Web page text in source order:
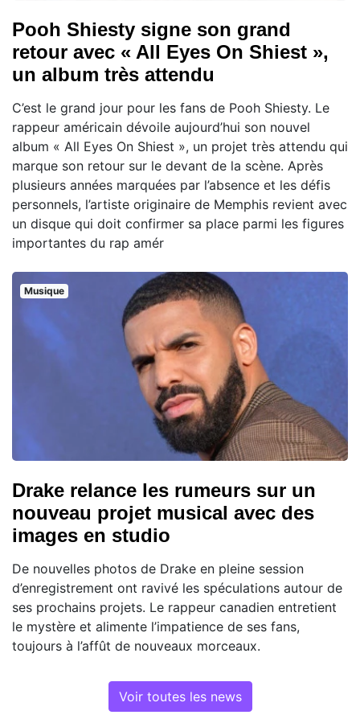
Pooh Shiesty signe son grand
retour avec « All Eyes On Shiest »,
un album très attendu
C’est le grand jour pour les fans de Pooh Shiesty. Le
rappeur américain dévoile aujourd’hui son nouvel
album « All Eyes On Shiest », un projet très attendu qui
marque son retour sur le devant de la scène. Après
plusieurs années marquées par l’absence et les défis
personnels, l’artiste originaire de Memphis revient avec
un disque qui doit confirmer sa place parmi les figures
importantes du rap amér
Musique
Drake relance les rumeurs sur un
nouveau projet musical avec des
images en studio
De nouvelles photos de Drake en pleine session
d’enregistrement ont ravivé les spéculations autour de
ses prochains projets. Le rappeur canadien entretient
le mystère et alimente l’impatience de ses fans,
toujours à l’affût de nouveaux morceaux.
Voir toutes les news